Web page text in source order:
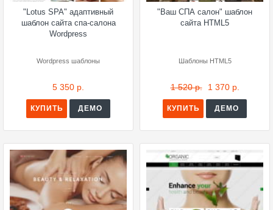
"Lotus SPA" адаптивный
шаблон сайта спа-салона
Wordpress
Wordpress шаблоны
5 350 р.
КУПИТЬ ДЕМО
"Ваш СПА салон" шаблон
сайта HTML5
Шаблоны HTML5
1 520 р. 1 370 р.
КУПИТЬ ДЕМО